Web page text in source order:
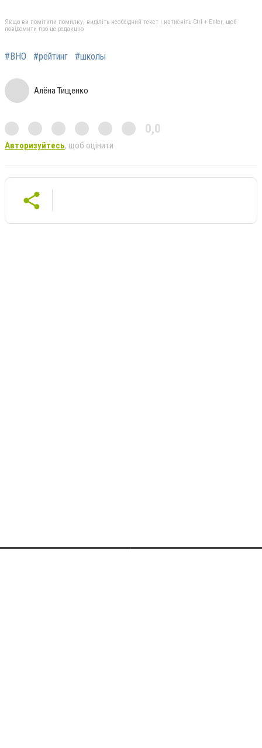
Якщо ви помітили помилку, виділіть необхідний текст і натисніть Ctrl + Enter, щоб
повідомити про це редакцію
#ВНО #рейтинг #школы
Алёна Тищенко
0,0
Авторизуйтесь, щоб оцінити